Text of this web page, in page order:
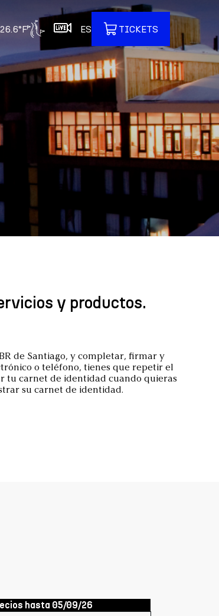
ES TICKETS
y productos.
de Santiago, y completar, firmar y
o teléfono, tienes que repetir el
tu carnet de identidad cuando quieras
su carnet de identidad.
hasta 05/09/26